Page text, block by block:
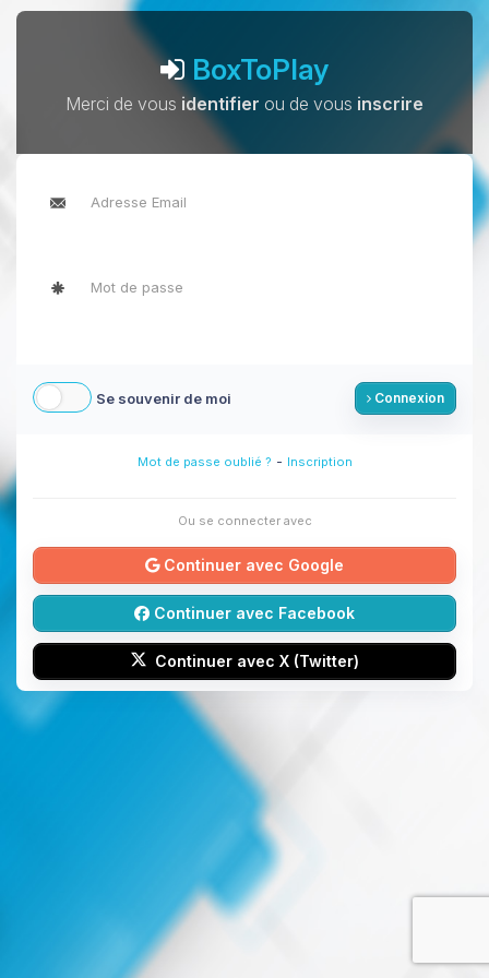
BoxToPlay
Merci de vous identifier ou de vous inscrire
Se souvenir de moi Connexion
Mot de passe oublié ? - Inscription
Ou se connecter avec
Continuer avec Google
Continuer avec Facebook
Continuer avec X (Twitter)